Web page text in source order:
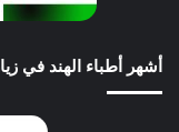
أشهر أطباء الهند في